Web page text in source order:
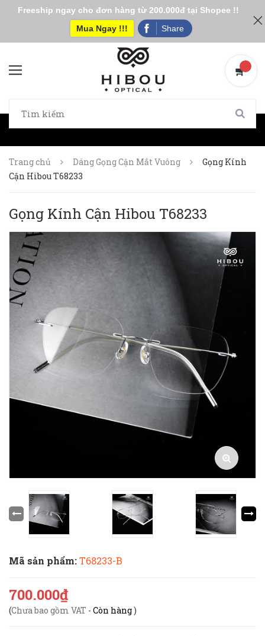
Trang chủ Dáng Gọng Cận Mắt Vuông
Gọng Kính
Cận Hibou T68233
Gọng Kính Cận Hibou T68233
Mã sản phẩm:T68233-B
700.000₫
(Chưa bao gồm VAT - Còn hàng)
Freeship ngay cho đơn hàng từ 200.000đ tại Shopee !!
Mua Ngay !!!
Share